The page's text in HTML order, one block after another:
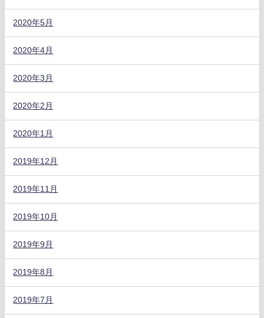
2020年5月
2020年4月
2020年3月
2020年2月
2020年1月
2019年12月
2019年11月
2019年10月
2019年9月
2019年8月
2019年7月